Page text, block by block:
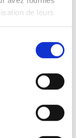
de leurs
et
figurant